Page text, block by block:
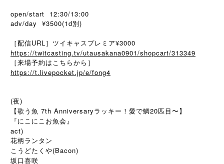
open/start 12:30/13:00
adv/day ¥3500(1d別)
［配信URL］ツイキャスプレミア¥3000
https://twitcasting.tv/utausakana0901/shopcart/313349
［来場予約はこちらから］
https://t.livepocket.jp/e/fong4
(夜)
【歌う魚 7th Anniversaryラッキー！愛で鯛20匹目〜】
『にこにこお魚会』
act)
花柄ランタン
こうどたくや(Bacon)
坂口喜咲